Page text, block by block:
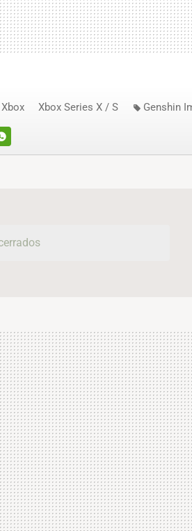
Xbox Xbox Series X / S Genshin